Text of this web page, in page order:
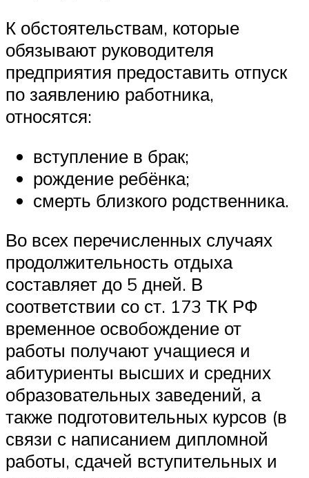
К обстоятельствам, которые
обязывают руководителя
предприятия предоставить отпуск
по заявлению работника,
относятся:
вступление в брак;
рождение ребёнка;
смерть близкого родственника.
Во всех перечисленных случаях
продолжительность отдыха
составляет до 5 дней. В
соответствии со ст. 173 ТК РФ
временное освобождение от
работы получают учащиеся и
абитуриенты высших и средних
образовательных заведений, а
также подготовительных курсов (в
связи с написанием дипломной
работы, сдачей вступительных и